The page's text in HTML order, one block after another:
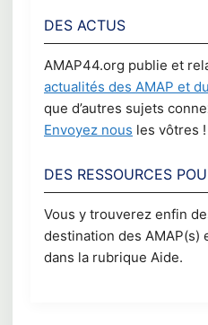
DES ACTUS
AMAP44.org publie et
actualités des AMAP et
que d’autres sujets
Envoyez nous les vôtres !
DES RESSOURCES
Vous y trouverez enfin
destination des AMAP(s)
dans la rubrique Aide.